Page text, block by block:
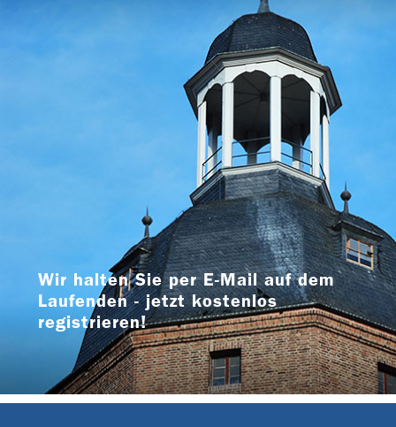
Wir halten Sie per E-Mail auf dem
Laufenden - jetzt kostenlos
registrieren!